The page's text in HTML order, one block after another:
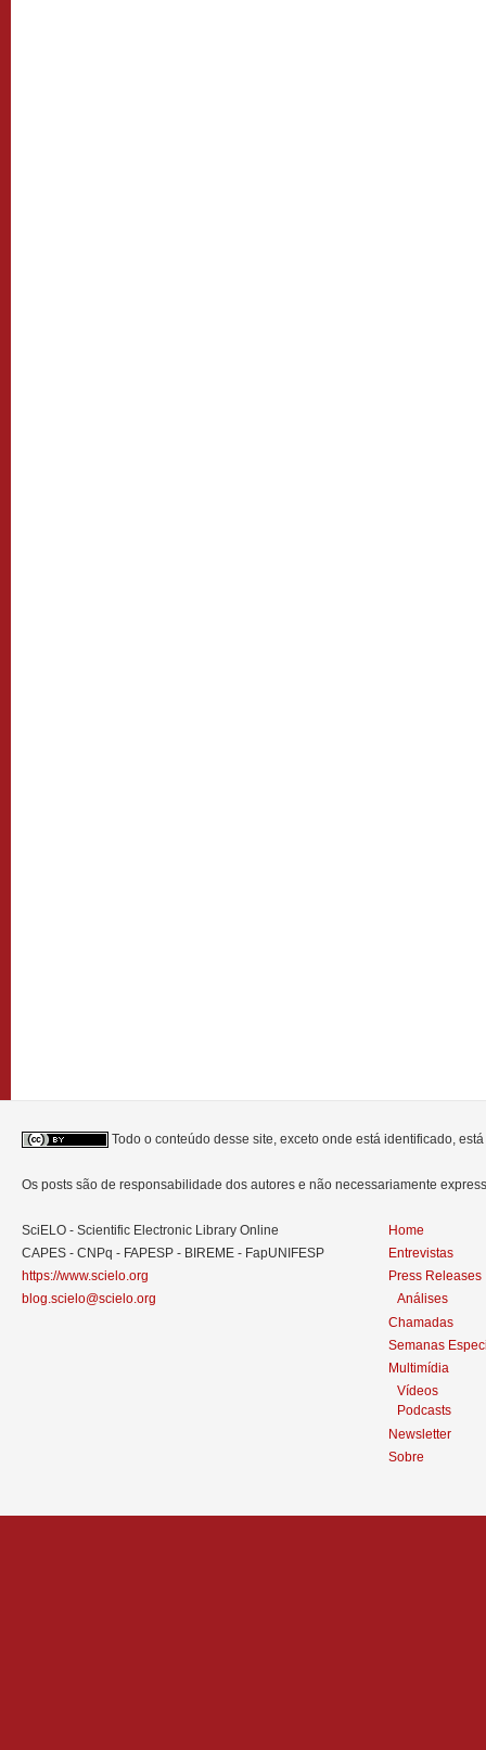
Todo o conteúdo desse site, exceto onde está identificado,
Os posts são de responsabilidade dos autores e não necessariamente
SciELO - Scientific Electronic Library Online
CAPES - CNPq - FAPESP - BIREME - FapUNIFESP
https://www.scielo.org
blog.scielo@scielo.org
Home
Entrevistas
Press Releases
Análises
Chamadas
Semanas
Multimídia
Vídeos
Podcasts
Newsletter
Sobre